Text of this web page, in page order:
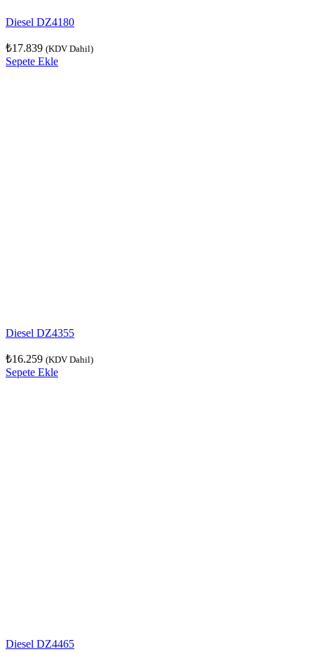
Diesel DZ4180
₺17.839 (KDV Dahil)
Sepete Ekle
Diesel DZ4355
₺16.259 (KDV Dahil)
Sepete Ekle
Diesel DZ4465